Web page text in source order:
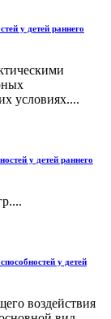
у детей раннего
условиях....
у детей раннего
у детей
воздействия